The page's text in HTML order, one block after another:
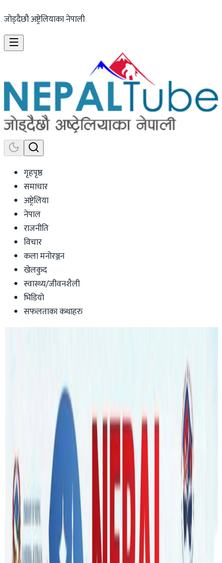
जोड्दैछौ अष्ट्रेलियाका नेपाली
गृहपृष्ठ
समाचार
अष्ट्रेलिया
नेपाल
राजनीति
विचार
कला मनोरञ्जन
खेलकुद
स्वास्थ्य/जीवनशैली
भिडियो
सफलताका कथाहरु
सिड्नीमा साथीको गलफ्रेण्डलाई मन पराउदा
(पुरानो डायरीबाट)
Nepaltube Australia|